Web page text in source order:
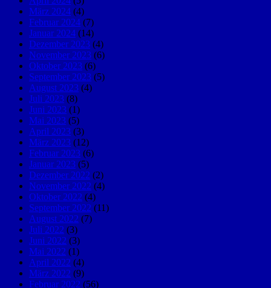
März 2024 (4)
Februar 2024 (7)
Januar 2024 (14)
Dezember 2023 (4)
November 2023 (6)
Oktober 2023 (6)
September 2023 (5)
August 2023 (4)
Juli 2023 (8)
Juni 2023 (1)
Mai 2023 (5)
April 2023 (3)
März 2023 (12)
Februar 2023 (6)
Januar 2023 (5)
Dezember 2022 (2)
November 2022 (4)
Oktober 2022 (4)
September 2022 (11)
August 2022 (7)
Juli 2022 (3)
Juni 2022 (3)
Mai 2022 (1)
April 2022 (4)
März 2022 (9)
Februar 2022 (56)